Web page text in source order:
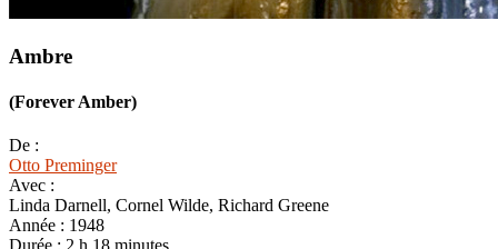
Ambre
(Forever Amber)
De :
Otto Preminger
Avec :
Linda Darnell, Cornel Wilde, Richard Greene
Année : 1948